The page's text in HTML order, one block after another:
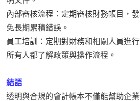
內部審核流程：定期審核財務帳目，
免長期累積錯誤。
員工培訓：定期對財務和相關人員進
所有人都了解政策與操作流程。
結語
透明與合規的會計帳本不僅能幫助企